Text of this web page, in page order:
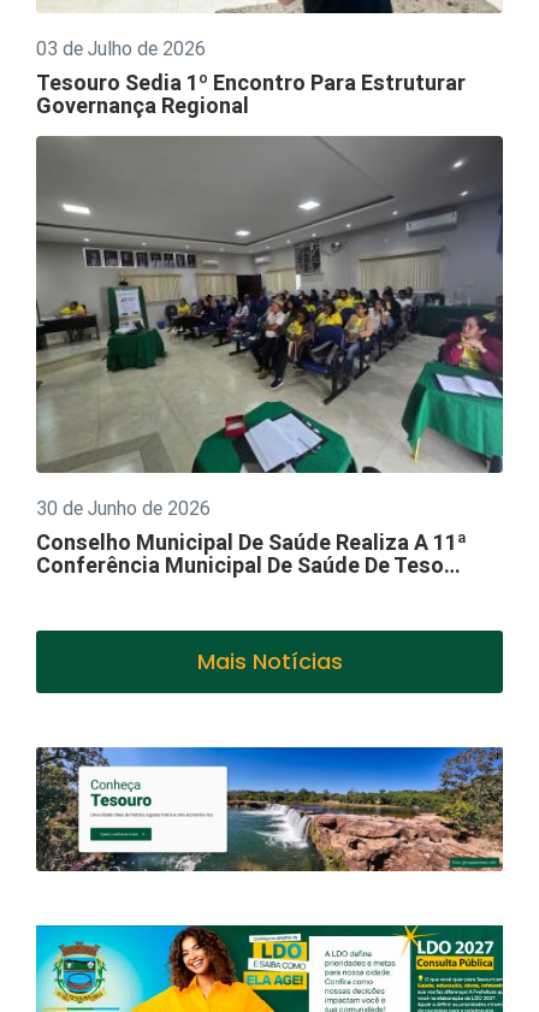
03 de Julho de 2026
Tesouro Sedia 1º Encontro Para Estruturar
Governança Regional
30 de Junho de 2026
Conselho Municipal De Saúde Realiza A 11ª
Conferência Municipal De Saúde De Teso…
Mais Notícias